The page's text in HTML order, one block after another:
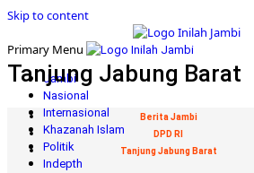
Skip to content
Primary Menu
Jambi
Nasional
Internasional
Khazanah Islam
Politik
Indepth
Tanjung Jabung Barat
Berita Jambi
DPD RI
Tanjung Jabung Barat